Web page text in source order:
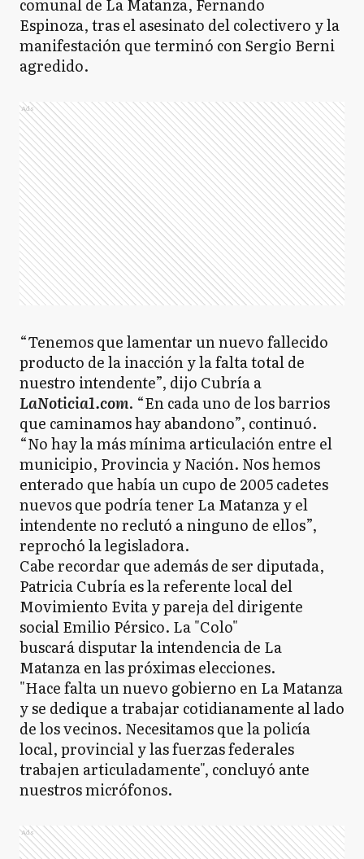
comunal de La Matanza, Fernando
Espinoza, tras el asesinato del colectivero y la
manifestación que terminó con Sergio Berni
agredido.
Ads
“Tenemos que lamentar un nuevo fallecido
producto de la inacción y la falta total de
nuestro intendente”, dijo Cubría a
LaNoticia1.com. “En cada uno de los barrios
que caminamos hay abandono”, continuó.
“No hay la más mínima articulación entre el
municipio, Provincia y Nación. Nos hemos
enterado que había un cupo de 2005 cadetes
nuevos que podría tener La Matanza y el
intendente no reclutó a ninguno de ellos”,
reprochó la legisladora.
Cabe recordar que además de ser diputada,
Patricia Cubría es la referente local del
Movimiento Evita y pareja del dirigente
social Emilio Pérsico. La "Colo"
buscará disputar la intendencia de La
Matanza en las próximas elecciones.
"Hace falta un nuevo gobierno en La Matanza
y se dedique a trabajar cotidianamente al lado
de los vecinos. Necesitamos que la policía
local, provincial y las fuerzas federales
trabajen articuladamente", concluyó ante
nuestros micrófonos.
Ads